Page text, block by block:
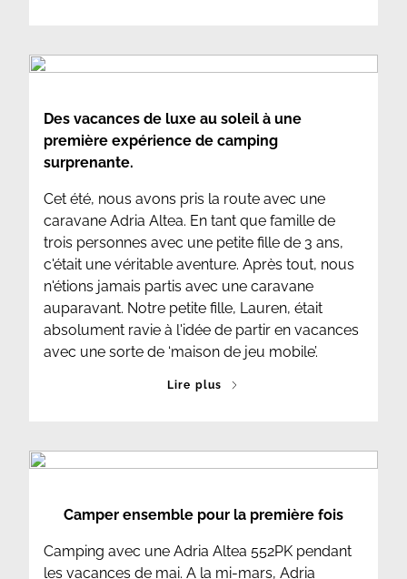
Des vacances de luxe au soleil à une
première expérience de camping
surprenante.
Cet été, nous avons pris la route avec une
caravane Adria Altea. En tant que famille de
trois personnes avec une petite fille de 3 ans,
c'était une véritable aventure. Après tout, nous
n'étions jamais partis avec une caravane
auparavant. Notre petite fille, Lauren, était
absolument ravie à l'idée de partir en vacances
avec une sorte de ‘maison de jeu mobile’.
Lire plus
Camper ensemble pour la première fois
Camping avec une Adria Altea 552PK pendant
les vacances de mai. A la mi-mars, Adria